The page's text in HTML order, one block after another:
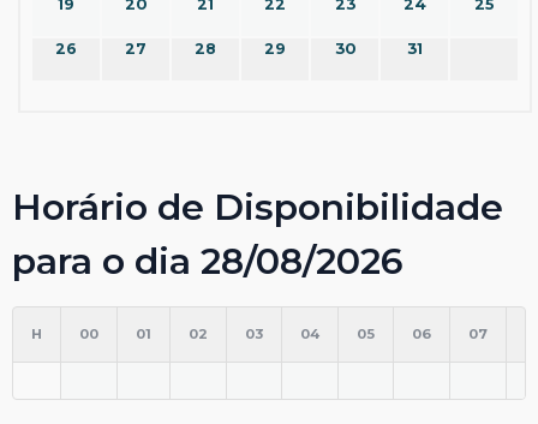
19 20 21 22 23 24 25
26 27 28 29 30 31
Horário de Disponibilidade
para o dia 28/08/2026
H 00 01 02 03 04 05 06 07